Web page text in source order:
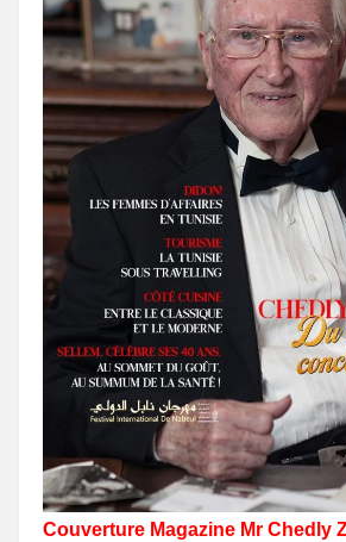
Couverture Magazine Mr Chedly